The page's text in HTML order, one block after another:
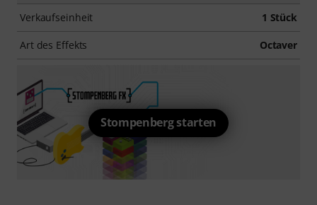
Verkaufseinheit 1 Stück
Art des Effekts Octaver
Stompenberg starten